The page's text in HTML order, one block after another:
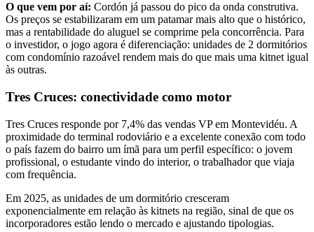
O que vem por aí: Cordón já passou do pico da onda construtiva.
Os preços se estabilizaram em um patamar mais alto que o histórico,
mas a rentabilidade do aluguel se comprime pela concorrência. Para
o investidor, o jogo agora é diferenciação: unidades de 2 dormitórios
com condomínio razoável rendem mais do que mais uma kitnet igual
às outras.
Tres Cruces: conectividade como motor
Tres Cruces responde por 7,4% das vendas VP em Montevidéu. A
proximidade do terminal rodoviário e a excelente conexão com todo
o país fazem do bairro um ímã para um perfil específico: o jovem
profissional, o estudante vindo do interior, o trabalhador que viaja
com frequência.
Em 2025, as unidades de um dormitório cresceram
exponencialmente em relação às kitnets na região, sinal de que os
incorporadores estão lendo o mercado e ajustando tipologias.